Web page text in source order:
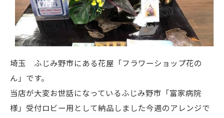
埼玉 ふじみ野市にある花屋「フラワーショップ花の
ん」です。
当店が大変お世話になっているふじみ野市「富家病院
様」受付ロビー用として納品しました今週のアレンジで